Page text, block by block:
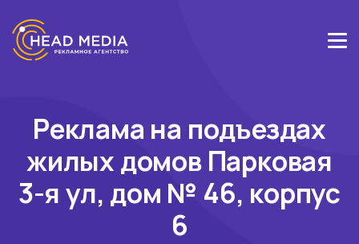
Реклама на подъездах
жилых домов Парковая
3-я ул, дом № 46, корпус
6